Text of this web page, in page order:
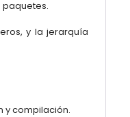
paquetes.
y la jerarquía
y compilación.